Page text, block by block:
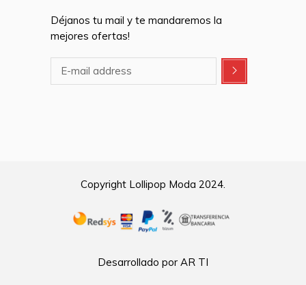
Déjanos tu mail y te mandaremos la
mejores ofertas!
Copyright Lollipop Moda 2024.
Desarrollado por AR TI